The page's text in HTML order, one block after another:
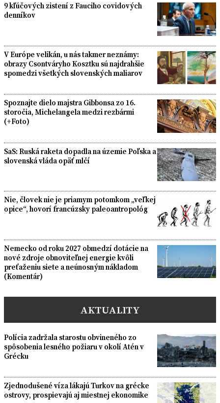
9 kľúčových zistení z Fauciho covidových
denníkov
V Európe velikán, u nás takmer neznámy:
obrazy Csontváryho Kosztku sú najdrahšie
spomedzi všetkých slovenských maliarov
Spoznajte dielo majstra Gibbonsa zo 16.
storočia, Michelangela medzi rezbármi
(+Foto)
SaS: Ruská raketa dopadla na územie Poľska a
slovenská vláda opäť mlčí
Nie, človek nie je priamym potomkom „veľkej
opice“, hovorí francúzsky paleoantropológ
Nemecko od roku 2027 obmedzí dotácie na
nové zdroje obnoviteľnej energie kvôli
preťaženiu siete a neúnosným nákladom
(Komentár)
AKTUALITY
Polícia zadržala starostu obvineného zo
spôsobenia lesného požiaru v okolí Atén v
Grécku
Zjednodušené víza lákajú Turkov na grécke
ostrovy, prospievajú aj miestnej ekonomike